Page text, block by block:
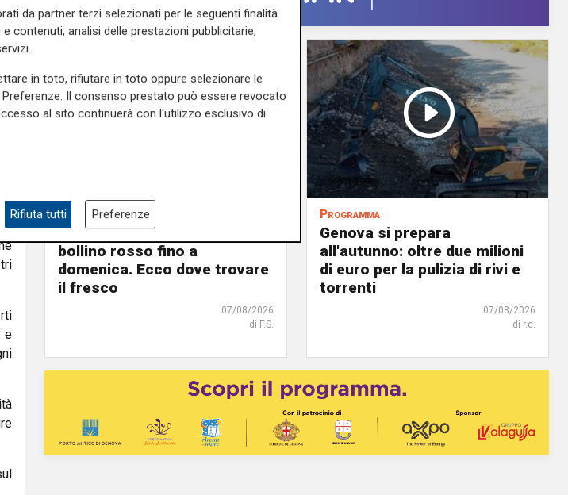
a
e
e
Estate torrida
Caldo atroce, a Genova sarà
bollino rosso fino a
domenica. Ecco dove trovare
il fresco
07/08/2026
di F.S.
Programma
Genova si prepara
all'autunno: oltre due milioni
di euro per la pulizia di rivi e
torrenti
07/08/2026
di r.c.
da partner terzi selezionati per le seguenti finalità
contenuti, analisi delle prestazioni pubblicitarie,
in toto, rifiutare in toto oppure selezionare le
Il consenso prestato può essere revocato
al sito continuerà con l'utilizzo esclusivo di
Rifiuta tutti Preferenze